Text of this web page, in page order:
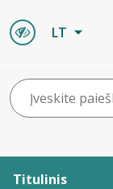
LT
Titulinis